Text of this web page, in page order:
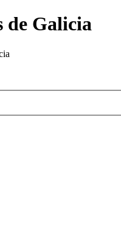
de Galicia